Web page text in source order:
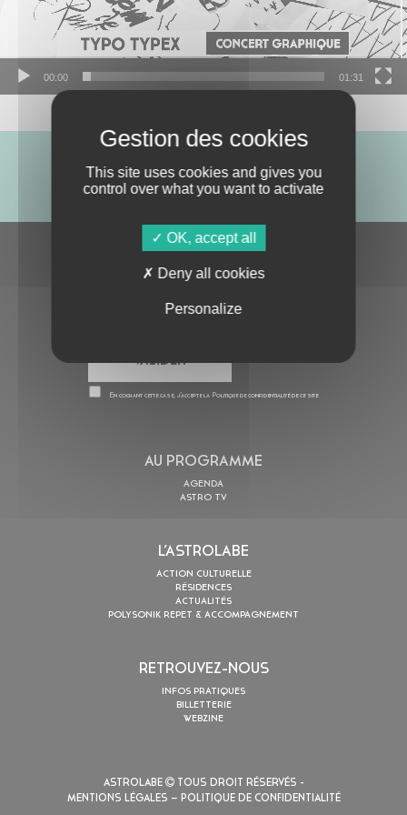
00:00 01:31
ABONNE-TOI !
S'ABONNER À LA NEWSLETTER
En cochant cette case, j’accepte la Politique de confidentialitéde ce site
AU PROGRAMME
AGENDA
ASTRO TV
L’ASTROLABE
ACTION CULTURELLE
RÉSIDENCES
ACTUALITÉS
POLYSONIK REPET & ACCOMPAGNEMENT
RETROUVEZ-NOUS
INFOS PRATIQUES
BILLETTERIE
WEBZINE
ASTROLABE
TOUS DROIT RÉSERVÉS -
MENTIONS LÉGALES – POLITIQUE DE CONFIDENTIALITÉ
This site uses cookies and gives you
control over what you want to activate
OK, accept all
Deny all cookies
Personalize